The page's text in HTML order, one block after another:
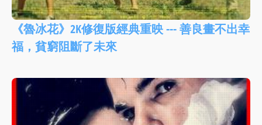
《魯冰花》2K修復版經典重映 --- 善良畫不出幸
福，貧窮阻斷了未來